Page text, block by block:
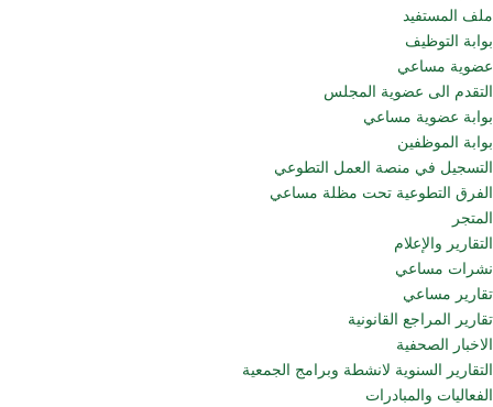
ملف المستفيد
بوابة التوظيف
عضوية مساعي
التقدم الى عضوية المجلس
بوابة عضوية مساعي
بوابة الموظفين
التسجيل في منصة العمل التطوعي
الفرق التطوعية تحت مظلة مساعي
المتجر
التقارير والإعلام
نشرات مساعي
تقارير مساعي
تقارير المراجع القانونية
الاخبار الصحفية
التقارير السنوية لانشطة وبرامج الجمعية
الفعاليات والمبادرات